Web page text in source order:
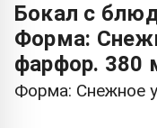
Бокал с
Форма:
фарфор. 380
Форма: Снежное